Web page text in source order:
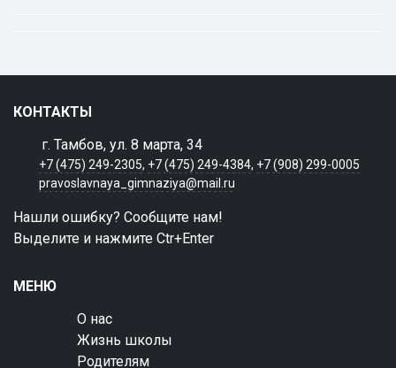
КОНТАКТЫ
г. Тамбов, ул. 8 марта, 34
+7 (475) 249-2305, +7 (475) 249-4384, +7 (908) 299-0005
pravoslavnaya_gimnaziya@mail.ru
Нашли ошибку? Сообщите нам!
Выделите и нажмите Ctr+Enter
МЕНЮ
О нас
Жизнь школы
Родителям